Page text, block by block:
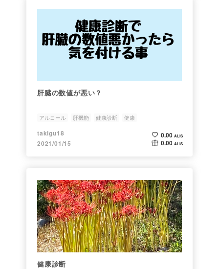
肝臓の数値が悪い？
アルコール 肝機能 健康診断 健康
takigu18
2021/01/15
0.00 ALIS
0.00 ALIS
健康診断